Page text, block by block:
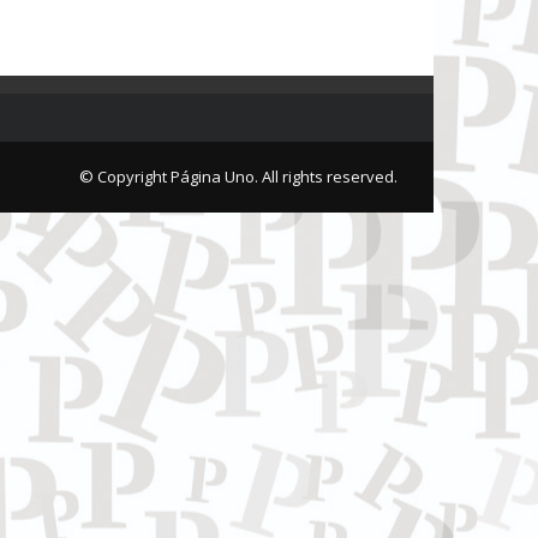
© Copyright Página Uno. All rights reserved.